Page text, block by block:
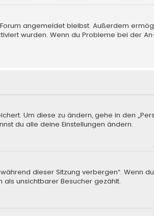
angemeldet bleibst. Außerdem
wurden. Wenn du Probleme bei der
Um diese zu ändern, gehe in den
du alle deine Einstellungen ändern.
dieser Sitzung verbergen“. Wenn
unsichtbarer Besucher gezählt.